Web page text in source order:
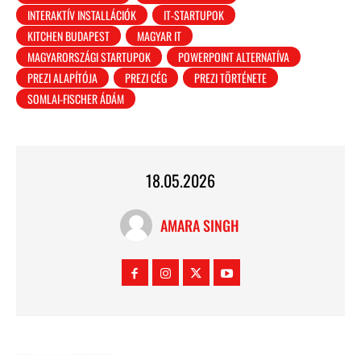
INTERAKTÍV INSTALLÁCIÓK
IT-STARTUPOK
KITCHEN BUDAPEST
MAGYAR IT
MAGYARORSZÁGI STARTUPOK
POWERPOINT ALTERNATÍVA
PREZI ALAPÍTÓJA
PREZI CÉG
PREZI TÖRTÉNETE
SOMLAI-FISCHER ÁDÁM
18.05.2026
AMARA SINGH